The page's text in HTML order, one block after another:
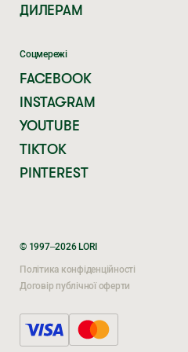
© 1997–2026 LORI
Політика конфіденційності
Договір публічної оферти
ДИЛЕРАМ
Соцмережі
FACEBOOK
INSTAGRAM
YOUTUBE
TIKTOK
PINTEREST
Поки ви очікуєте,
Поки ви очікуєте,